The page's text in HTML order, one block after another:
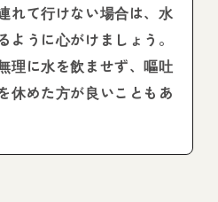
れて行けない場合は、水
ように心がけましょう。
理に水を飲ませず、嘔吐
休めた方が良いこともあ